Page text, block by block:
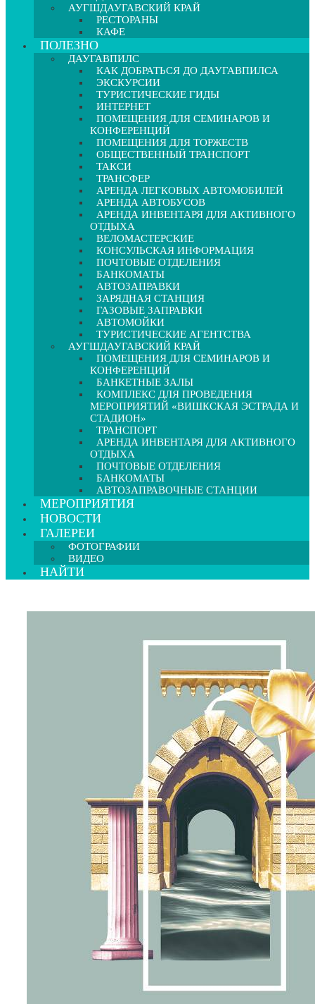
АУГШДАУГАВСКИЙ КРАЙ
РЕСТОРАНЫ
КАФЕ
ПОЛЕЗНО
ДАУГАВПИЛС
КАК ДОБРАТЬСЯ ДО ДАУГАВПИЛСА
ЭКСКУРСИИ
ТУРИСТИЧЕСКИЕ ГИДЫ
ИНТЕРНЕТ
ПОМЕЩЕНИЯ ДЛЯ СЕМИНАРОВ И
КОНФЕРЕНЦИЙ
ПОМЕЩЕНИЯ ДЛЯ ТОРЖЕСТВ
ОБЩЕСТВЕННЫЙ ТРАНСПОРТ
ТАКСИ
ТРАНСФЕР
АРЕНДА ЛЕГКОВЫХ АВТОМОБИЛЕЙ
АРЕНДА АВТОБУСОВ
АРЕНДА ИНВЕНТАРЯ ДЛЯ АКТИВНОГО
ОТДЫХА
ВЕЛОМАСТЕРСКИЕ
КОНСУЛЬСКАЯ ИНФОРМАЦИЯ
ПОЧТОВЫЕ ОТДЕЛЕНИЯ
БАНКОМАТЫ
АВТОЗАПРАВКИ
ЗАРЯДНАЯ СТАНЦИЯ
ГАЗОВЫЕ ЗАПРАВКИ
АВТОМОЙКИ
ТУРИСТИЧЕСКИЕ АГЕНТСТВА
АУГШДАУГАВСКИЙ КРАЙ
ПОМЕЩЕНИЯ ДЛЯ СЕМИНАРОВ И
КОНФЕРЕНЦИЙ
БАНКЕТНЫЕ ЗАЛЫ
КОМПЛЕКС ДЛЯ ПРОВЕДЕНИЯ
МЕРОПРИЯТИЙ «ВИШКСКАЯ ЭСТРАДА И
СТАДИОН»
ТРАНСПОРТ
АРЕНДА ИНВЕНТАРЯ ДЛЯ АКТИВНОГО
ОТДЫХА
ПОЧТОВЫЕ ОТДЕЛЕНИЯ
БАНКОМАТЫ
АВТОЗАПРАВОЧНЫЕ СТАНЦИИ
МЕРОПРИЯТИЯ
НОВОСТИ
ГАЛЕРЕИ
ФОТОГРАФИИ
ВИДЕО
НАЙТИ